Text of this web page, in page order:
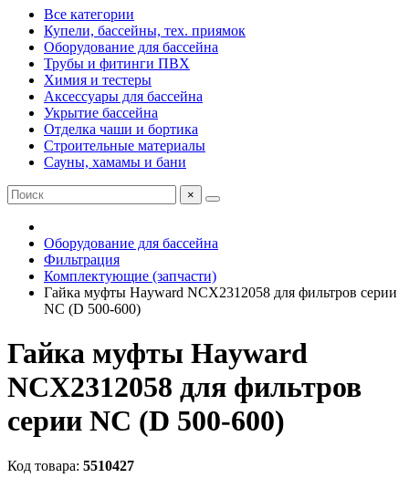
Все категории
Купели, бассейны, тех. приямок
Оборудование для бассейна
Трубы и фитинги ПВХ
Химия и тестеры
Аксессуары для бассейна
Укрытие бассейна
Отделка чаши и бортика
Строительные материалы
Сауны, хамамы и бани
×
Оборудование для бассейна
Фильтрация
Комплектующие (запчасти)
Гайка муфты Hayward NCX2312058 для фильтров серии
NC (D 500-600)
Гайка муфты Hayward
NCX2312058 для фильтров
серии NC (D 500-600)
Код товара: 5510427